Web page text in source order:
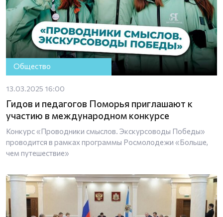
Общество
13.03.2025 16:00
Гидов и педагогов Поморья приглашают к
участию в международном конкурсе
Конкурс «Проводники смыслов. Экскурсоводы Победы»
проводится в рамках программы Росмолодежи «Больше,
чем путешествие»